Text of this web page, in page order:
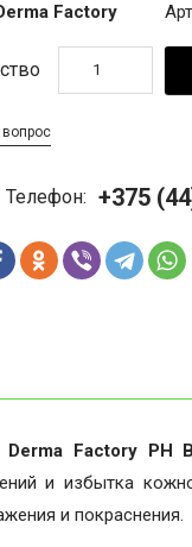
Factory
Телефон: +375
Derma Factory PH
и избытка
и покраснения.